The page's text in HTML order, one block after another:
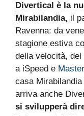
Divertical è la
Mirabilandia, il
Ravenna: da
stagione estiva
della velocità, del
a iSpeed e
casa
arriva anche
si svilupperà